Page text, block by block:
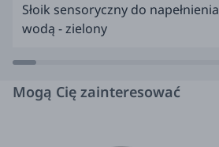
Słoik sensoryczny do napełnienia
wodą - zielony
Mogą Cię zainteresować